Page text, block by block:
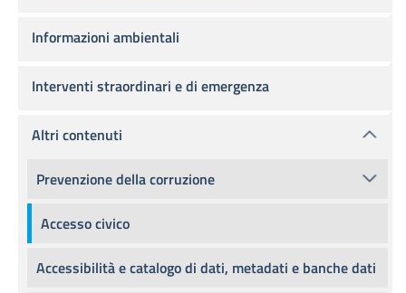
Informazioni ambientali
Interventi straordinari e di emergenza
Altri contenuti
Prevenzione della corruzione
Accesso civico
Accessibilità e catalogo di dati, metadati e banche dati